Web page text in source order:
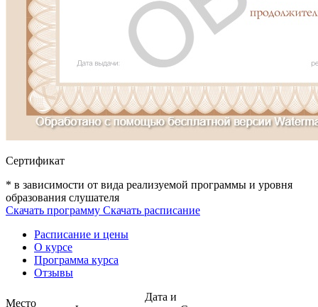
Сертификат
* в зависимости от вида реализуемой программы и уровня
образования слушателя
Скачать программу Скачать расписание
Расписание и цены
О курсе
Программа курса
Отзывы
Место
Дата и